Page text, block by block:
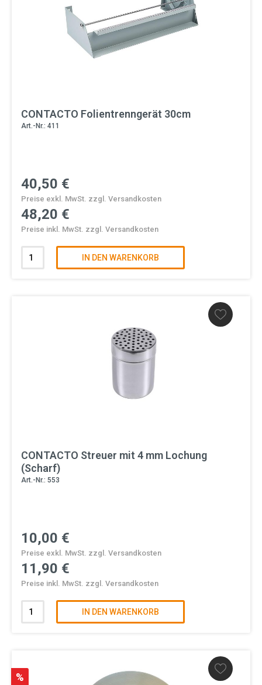
CONTACTO Folientrenngerät 30cm
Art.-Nr.: 411
40,50 €
Preise exkl. MwSt. zzgl. Versandkosten
48,20 €
Preise inkl. MwSt. zzgl. Versandkosten
IN DEN WARENKORB
CONTACTO Streuer mit 4 mm Lochung
(Scharf)
Art.-Nr.: 553
10,00 €
Preise exkl. MwSt. zzgl. Versandkosten
11,90 €
Preise inkl. MwSt. zzgl. Versandkosten
IN DEN WARENKORB
%